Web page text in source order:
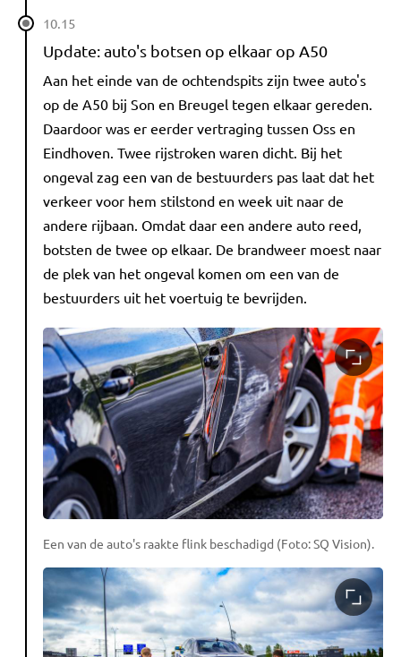
10.15
Update: auto's botsen op elkaar op A50
Aan het einde van de ochtendspits zijn twee auto's
op de A50 bij Son en Breugel tegen elkaar gereden.
Daardoor was er eerder vertraging tussen Oss en
Eindhoven. Twee rijstroken waren dicht. Bij het
ongeval zag een van de bestuurders pas laat dat het
verkeer voor hem stilstond en week uit naar de
andere rijbaan. Omdat daar een andere auto reed,
botsten de twee op elkaar. De brandweer moest naar
de plek van het ongeval komen om een van de
bestuurders uit het voertuig te bevrijden.
Een van de auto's raakte flink beschadigd (Foto: SQ Vision).